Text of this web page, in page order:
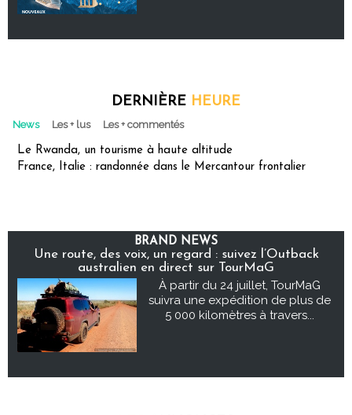
DERNIÈRE HEURE
News Les + lus Les + commentés
Le Rwanda, un tourisme à haute altitude
France, Italie : randonnée dans le Mercantour frontalier
BRAND NEWS
Une route, des voix, un regard : suivez l’Outback
australien en direct sur TourMaG
À partir du 24 juillet, TourMaG
suivra une expédition de plus de
5 000 kilomètres à travers...